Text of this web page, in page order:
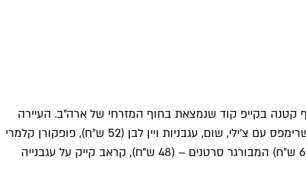
קטנה בקייפ קוד שנמצאת בחוף המזרחי של ארה"ב. העיירה
מתאפיינת בשלל מאכלי ים (מולים, שרימפס, סרטנים, צדפות, דגים) והמון סגנונות מיוחדים לצ'יפס, וכך גם תפריט שלישי של האוגי'ז: שרימפס עם צ'ילי, שום, עגבניות ויין לבן (52 ש״ח), פופקורן קלמרי
סגול ברוטב ליים מעושן ופיקנטי (46 ש״ח), סקלופ צרובים ברוטב הדרים עם שומר צרוב (68 ש"ח), מולים בעשבי תיבול עם צ'יפס (68 ש״ח) המבורגר סרטנים – (48 ש"ח), קראב קייק על עגבנייה